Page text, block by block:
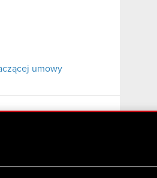
umowy
Rady Nadzorczej